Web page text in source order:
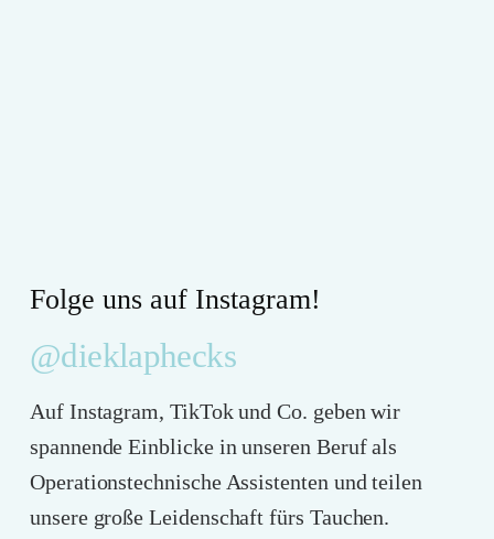
Folge uns auf Instagram!
@dieklaphecks
Auf Instagram, TikTok und Co. geben wir
spannende Einblicke in unseren Beruf als
Operationstechnische Assistenten und teilen
unsere große Leidenschaft fürs Tauchen.